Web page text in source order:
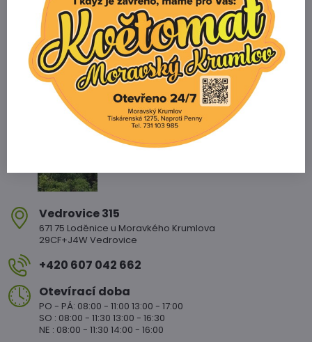
Email
info@zahradnictvikopetka.cz
Zahradnictví Vedrovice
Vedrovice 315
671 75 Loděnice u Moravkého Krumlova
29CF+J4W Vedrovice
+420 607 042 662
Otevírací doba
PO - PÁ: 08:00 - 11:00 13:00 - 17:00
SO : 08:00 - 11:30 13:00 - 16:30
NE : 08:00 - 11:30 14:00 - 16:00